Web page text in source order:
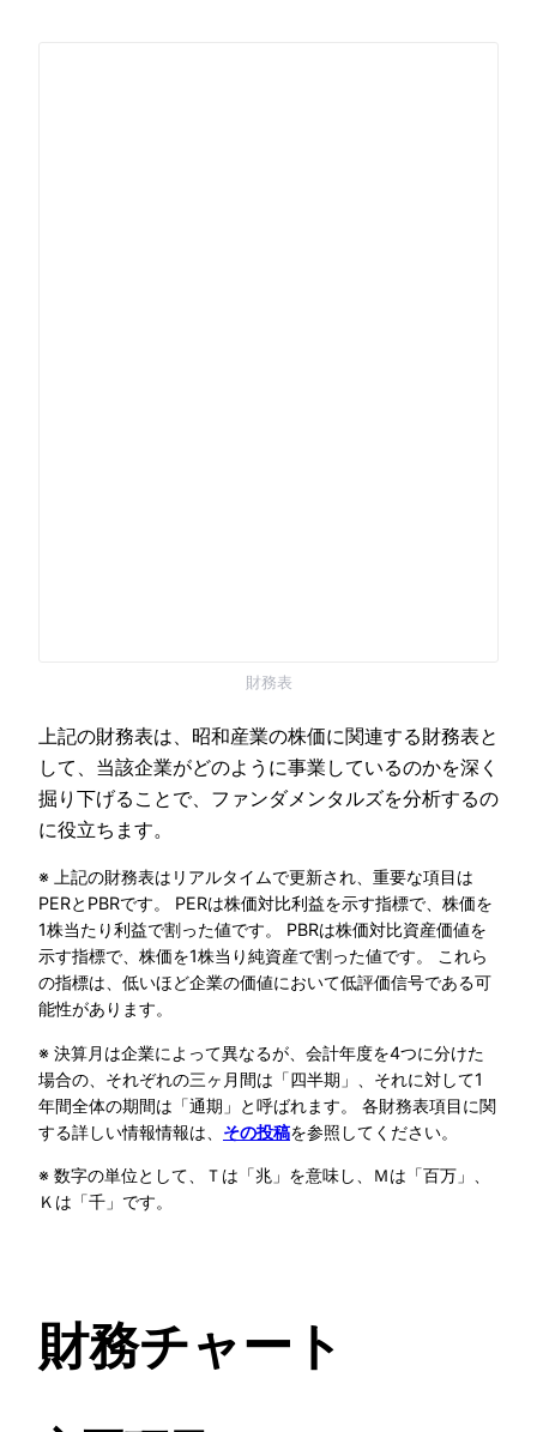
財務表
上記の財務表は、昭和産業の株価に関連する財務表と
して、当該企業がどのように事業しているのかを深く
掘り下げることで、ファンダメンタルズを分析するの
に役立ちます。
※ 上記の財務表はリアルタイムで更新され、重要な項目は
PERとPBRです。 PERは株価対比利益を示す指標で、株価を
1株当たり利益で割った値です。 PBRは株価対比資産価値を
示す指標で、株価を1株当り純資産で割った値です。 これら
の指標は、低いほど企業の価値において低評価信号である可
能性があります。
※ 決算月は企業によって異なるが、会計年度を4つに分けた
場合の、それぞれの三ヶ月間は「四半期」、それに対して1
年間全体の期間は「通期」と呼ばれます。 各財務表項目に関
する詳しい情報情報は、 その投稿を参照してください。
※ 数字の単位として、Ｔは「兆」を意味し、Ｍは「百万」、
Ｋは「千」です。
財務チャート